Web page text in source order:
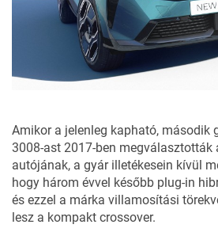
Amikor a jelenleg kapható, második
3008-ast 2017-ben megválasztották
autójának, a gyár illetékesein kívül
hogy három évvel később plug-in
és ezzel a márka villamosítási
lesz a kompakt crossover.